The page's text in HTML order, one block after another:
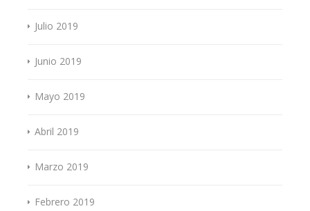
Julio 2019
Junio 2019
Mayo 2019
Abril 2019
Marzo 2019
Febrero 2019